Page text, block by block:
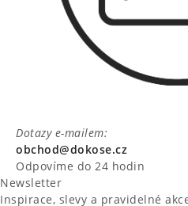
Dotazy e-mailem:
obchod@dokose.cz
Odpovíme do 24 hodin
Newsletter
Inspirace, slevy a pravidelné